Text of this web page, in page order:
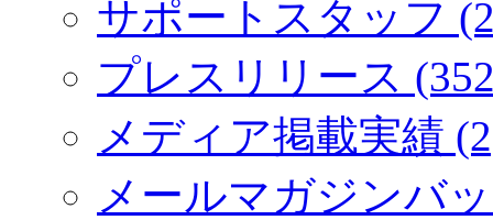
サポートスタッフ
プレスリリース
メディア掲載実績
メールマガジンバ